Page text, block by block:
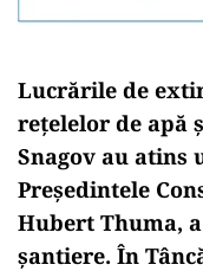
Lucrările de
rețelelor de apă
Snagov au atins
Președintele
Hubert Thuma,
șantiere. În